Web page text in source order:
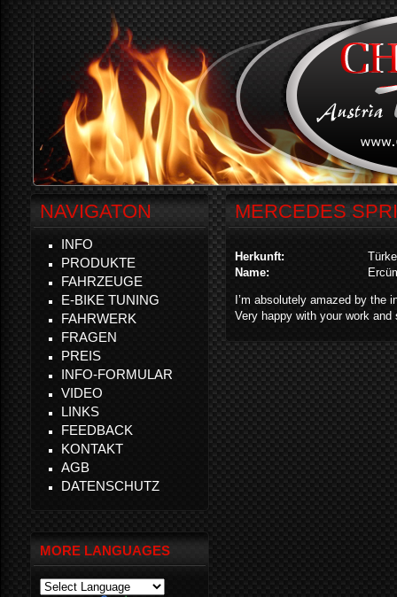
MERCEDES
Herkunft:
Name:
I’m absolutely amazed by the
Very happy with your work and
NAVIGATON
INFO
PRODUKTE
FAHRZEUGE
E-BIKE TUNING
FAHRWERK
FRAGEN
PREIS
INFO-FORMULAR
VIDEO
LINKS
FEEDBACK
KONTAKT
AGB
DATENSCHUTZ
MORE LANGUAGES